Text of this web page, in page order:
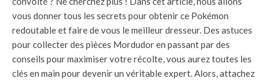
vous donner tous les secrets pour obtenir ce Pokémon
redoutable et faire de vous le meilleur dresseur. Des astuces
pour collecter des pièces Mordudor en passant par des
conseils pour maximiser votre récolte, vous aurez toutes les
clés en main pour devenir un véritable expert. Alors, attachez